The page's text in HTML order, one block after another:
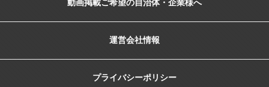
動画掲載ご希望の自治体・企業様へ
運営会社情報
プライバシーポリシー